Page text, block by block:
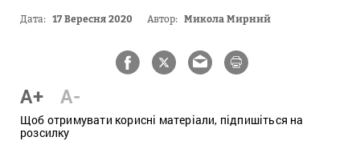
Дата: 17 Вересня 2020 Автор: Микола Мирний
A+ A-
Щоб отримувати корисні матеріали, підпишіться на
розсилку